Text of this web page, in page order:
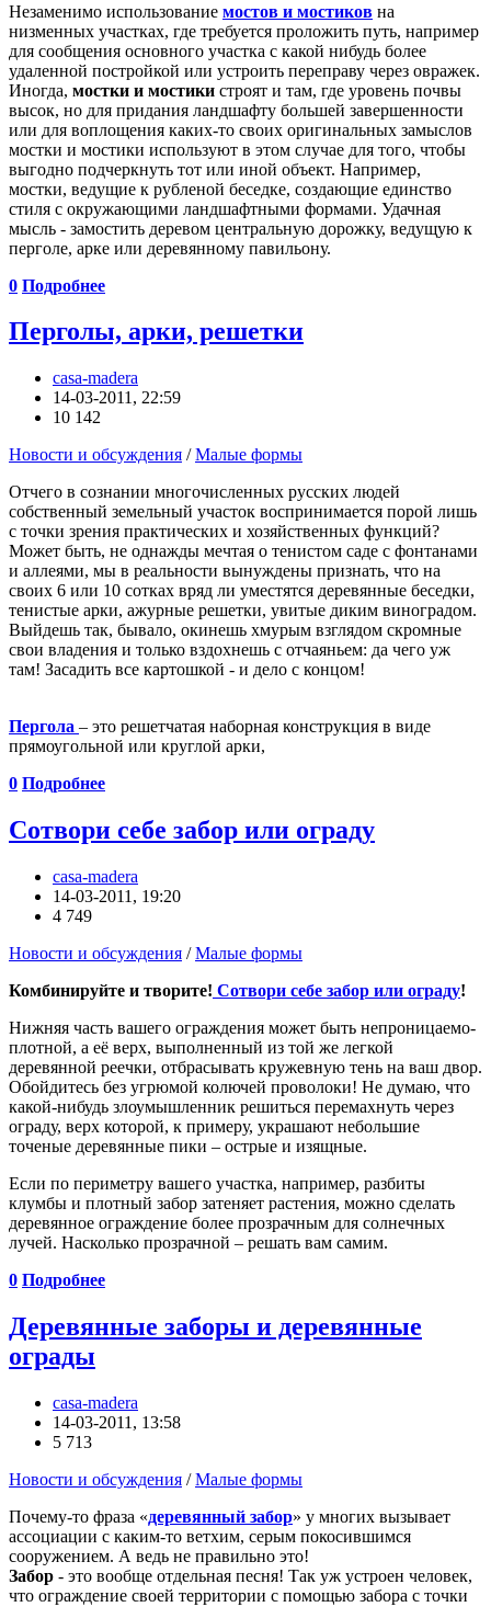
Незаменимо использование мостов и мостиков на
низменных участках, где требуется проложить путь, например
для сообщения основного участка с какой нибудь более
удаленной постройкой или устроить переправу через овражек.
Иногда, мостки и мостики строят и там, где уровень почвы
высок, но для придания ландшафту большей завершенности
или для воплощения каких-то своих оригинальных замыслов
мостки и мостики используют в этом случае для того, чтобы
выгодно подчеркнуть тот или иной объект. Например,
мостки, ведущие к рубленой беседке, создающие единство
стиля с окружающими ландшафтными формами. Удачная
мысль - замостить деревом центральную дорожку, ведущую к
перголе, арке или деревянному павильону.
0 Подробнее
Перголы, арки, решетки
casa-madera
14-03-2011, 22:59
10 142
Новости и обсуждения /Малые формы
Отчего в сознании многочисленных русских людей
собственный земельный участок воспринимается порой лишь
с точки зрения практических и хозяйственных функций?
Может быть, не однажды мечтая о тенистом саде с фонтанами
и аллеями, мы в реальности вынуждены признать, что на
своих 6 или 10 сотках вряд ли уместятся деревянные беседки,
тенистые арки, ажурные решетки, увитые диким виноградом.
Выйдешь так, бывало, окинешь хмурым взглядом скромные
свои владения и только вздохнешь с отчаяньем: да чего уж
там! Засадить все картошкой - и дело с концом!
Пергола – это решетчатая наборная конструкция в виде
прямоугольной или круглой арки,
0 Подробнее
Сотвори себе забор или ограду
casa-madera
14-03-2011, 19:20
4 749
Новости и обсуждения /Малые формы
Комбинируйте и творите! Сотвори себе забор или ограду!
Нижняя часть вашего ограждения может быть непроницаемо-
плотной, а её верх, выполненный из той же легкой
деревянной реечки, отбрасывать кружевную тень на ваш двор.
Обойдитесь без угрюмой колючей проволоки! Не думаю, что
какой-нибудь злоумышленник решиться перемахнуть через
ограду, верх которой, к примеру, украшают небольшие
точеные деревянные пики – острые и изящные.
Если по периметру вашего участка, например, разбиты
клумбы и плотный забор затеняет растения, можно сделать
деревянное ограждение более прозрачным для солнечных
лучей. Насколько прозрачной – решать вам самим.
0 Подробнее
Деревянные заборы и деревянные
ограды
casa-madera
14-03-2011, 13:58
5 713
Новости и обсуждения /Малые формы
Почему-то фраза «деревянный забор» у многих вызывает
ассоциации с каким-то ветхим, серым покосившимся
сооружением. А ведь не правильно это!
Забор - это вообще отдельная песня! Так уж устроен человек,
что ограждение своей территории с помощью забора с точки